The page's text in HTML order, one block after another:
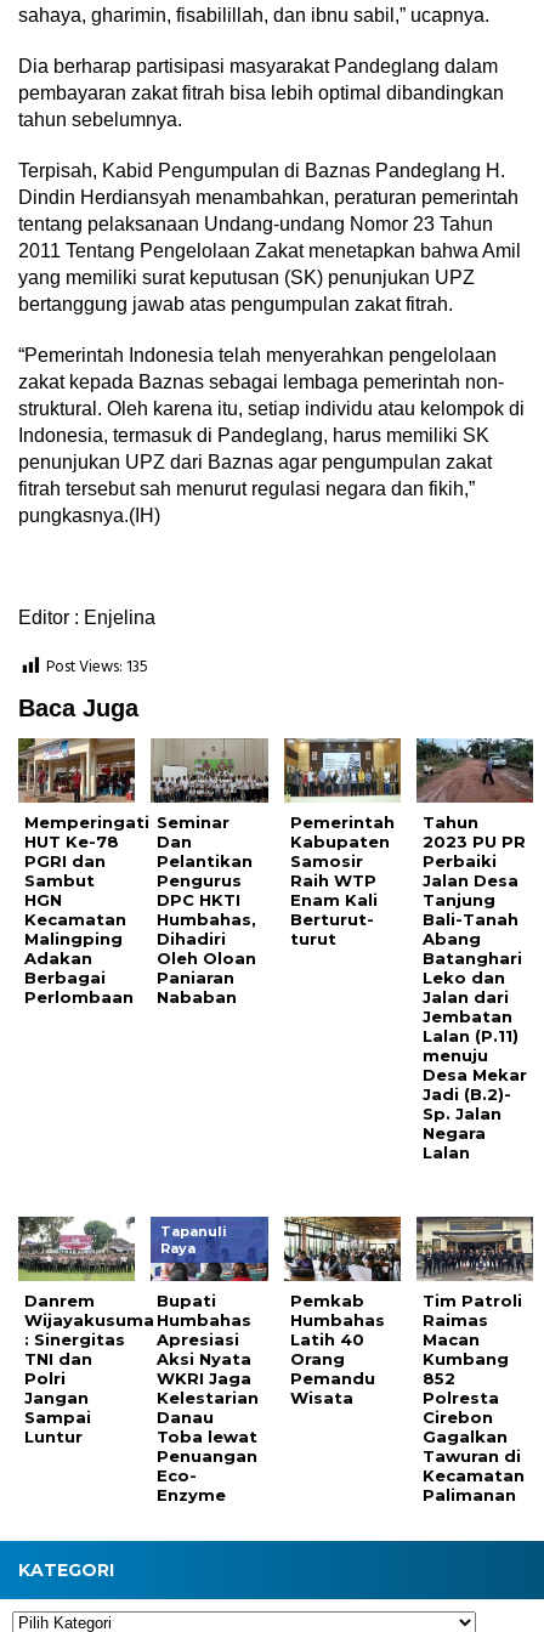
sahaya, gharimin, fisabilillah, dan ibnu sabil,” ucapnya.
Dia berharap partisipasi masyarakat Pandeglang dalam
pembayaran zakat fitrah bisa lebih optimal dibandingkan
tahun sebelumnya.
Terpisah, Kabid Pengumpulan di Baznas Pandeglang H.
Dindin Herdiansyah menambahkan, peraturan pemerintah
tentang pelaksanaan Undang-undang Nomor 23 Tahun
2011 Tentang Pengelolaan Zakat menetapkan bahwa Amil
yang memiliki surat keputusan (SK) penunjukan UPZ
bertanggung jawab atas pengumpulan zakat fitrah.
“Pemerintah Indonesia telah menyerahkan pengelolaan
zakat kepada Baznas sebagai lembaga pemerintah non-
struktural. Oleh karena itu, setiap individu atau kelompok di
Indonesia, termasuk di Pandeglang, harus memiliki SK
penunjukan UPZ dari Baznas agar pengumpulan zakat
fitrah tersebut sah menurut regulasi negara dan fikih,”
pungkasnya.(IH)
Editor : Enjelina
Post Views: 135
Baca Juga
Memperingati
HUT Ke-78
PGRI dan
Sambut
HGN
Kecamatan
Malingping
Adakan
Berbagai
Perlombaan
Seminar
Dan
Pelantikan
Pengurus
DPC HKTI
Humbahas,
Dihadiri
Oleh Oloan
Paniaran
Nababan
Pemerintah
Kabupaten
Samosir
Raih WTP
Enam Kali
Berturut-
turut
Tahun
2023 PU PR
Perbaiki
Jalan Desa
Tanjung
Bali-Tanah
Abang
Batanghari
Leko dan
Jalan dari
Jembatan
Lalan (P.11)
menuju
Desa Mekar
Jadi (B.2)-
Sp. Jalan
Negara
Lalan
Danrem
Wijayakusuma
: Sinergitas
TNI dan
Polri
Jangan
Sampai
Luntur
Tapanuli
Raya
Bupati
Humbahas
Apresiasi
Aksi Nyata
WKRI Jaga
Kelestarian
Danau
Toba lewat
Penuangan
Eco-
Enzyme
Pemkab
Humbahas
Latih 40
Orang
Pemandu
Wisata
Tim Patroli
Raimas
Macan
Kumbang
852
Polresta
Cirebon
Gagalkan
Tawuran di
Kecamatan
Palimanan
KATEGORI
Kategori